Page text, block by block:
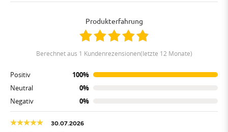
Produkterfahrung
berechnet aus 1 Kundenrezensionen(letzte 12 Monate)
Positiv
100%
Neutral
0%
Negativ
0%
30.07.2026